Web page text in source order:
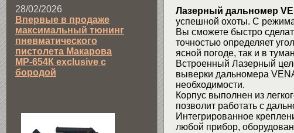
Лазерный дальномер
успешной охоты. С
Вы сможете быстро
точностью определяет
ясной погоде, так и в
Встроенный Лазерный
выверки дальномера
необходимости.
Корпус выполнен из
позволит работать с
Интегрированное
любой прибор,
28/02/2026
Впервые в продаже
максимальный тюнинг
пневматического
пистолета Макарова
МР-654К exclusive с
бородой